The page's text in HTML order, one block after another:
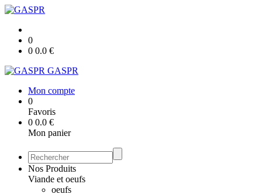
0
0 0.0 €
GASPR
Mon compte
0
Favoris
0 0.0 €
Mon panier
Nos Produits
Viande et oeufs
oeufs